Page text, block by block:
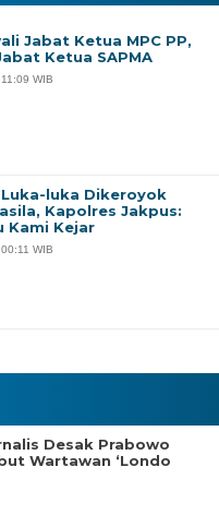
Desak Prabowo
Wartawan ‘Londo
Jabat Ketua MPC PP,
Ketua SAPMA
WIB
luka Dikeroyok
Kapolres Jakpus:
Kami Kejar
WIB